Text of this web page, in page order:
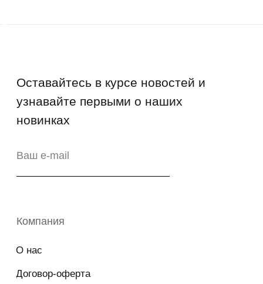
Свидетельство на товарный знак
№83312 от 19.01.2018 года